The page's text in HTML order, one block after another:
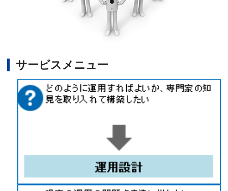
サービスメニュー